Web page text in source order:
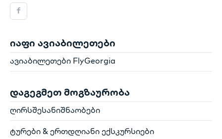
იაფი ავიაბილეთები
ავიაბილეთები FlyGeorgia
დაგეგმეთ მოგზაურობა
ღირსშესანიშნაობები
ტურები & ერთდღიანი ექსკურსიები